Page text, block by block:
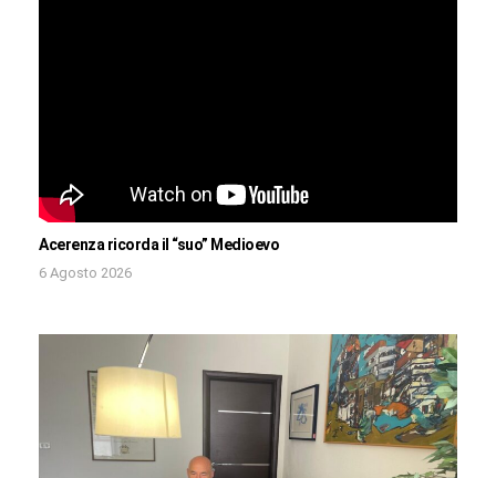
Acerenza ricorda il “suo” Medioevo
6 Agosto 2026